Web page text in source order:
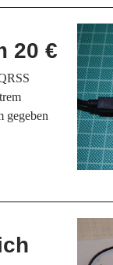
20 €
gegeben